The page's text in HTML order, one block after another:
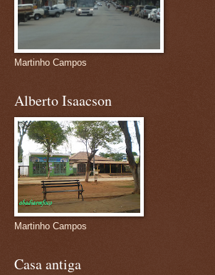
Martinho Campos
Alberto Isaacson
Martinho Campos
Casa antiga